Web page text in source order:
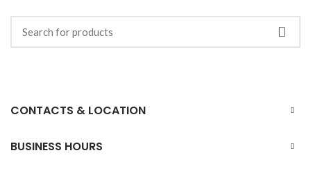
CONTACTS & LOCATION
BUSINESS HOURS